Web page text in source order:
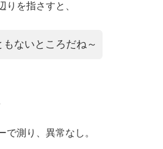
りを指さすと、
もないところだね～
で測り、異常なし。